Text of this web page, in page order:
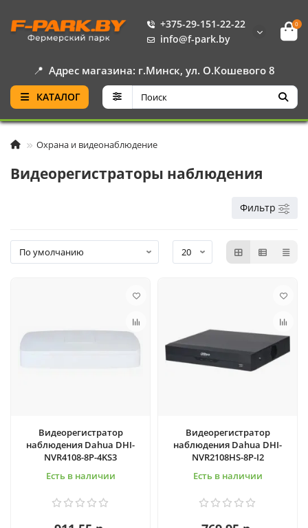
+375-29-151-22-22
info@f-park.by
0
📍 Адрес магазина: г.Минск, ул. О.Кошевого 8
КАТАЛОГ
Охрана и видеонаблюдение
Видеорегистраторы наблюдения
Фильтр
Видеорегистратop
наблюдения Dahua DHI-
NVR4108-8P-4KS3
Есть в наличии
Видеорегистратop
наблюдения Dahua DHI-
NVR2108HS-8P-I2
Есть в наличии